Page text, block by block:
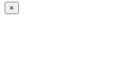
iFrame Title
×